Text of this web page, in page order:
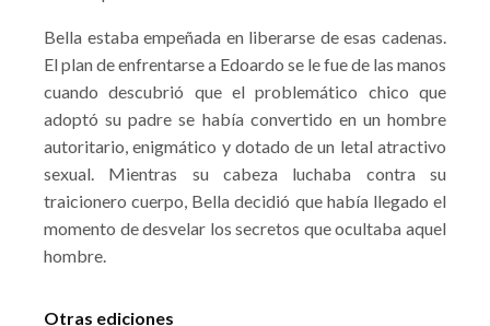
Bella estaba empeñada en liberarse de esas cadenas.
El plan de enfrentarse a Edoardo se le fue de las manos
cuando descubrió que el problemático chico que
adoptó su padre se había convertido en un hombre
autoritario, enigmático y dotado de un letal atractivo
sexual. Mientras su cabeza luchaba contra su
traicionero cuerpo, Bella decidió que había llegado el
momento de desvelar los secretos que ocultaba aquel
hombre.
Otras ediciones